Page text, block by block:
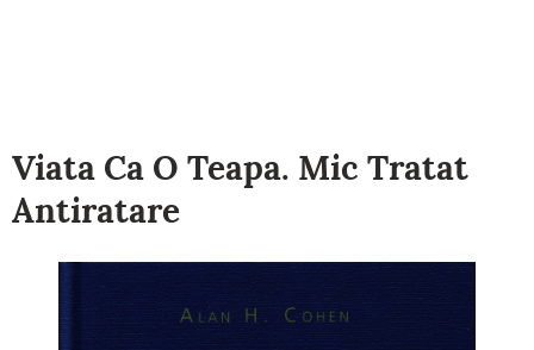
Viata Ca O Teapa. Mic Tratat
Antiratare